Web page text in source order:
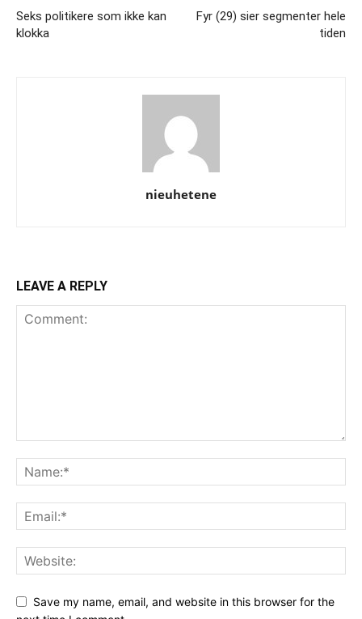
Seks politikere som ikke kan
klokka
Fyr (29) sier segmenter hele
tiden
nieuhetene
LEAVE A REPLY
Save my name, email, and website in this browser for the